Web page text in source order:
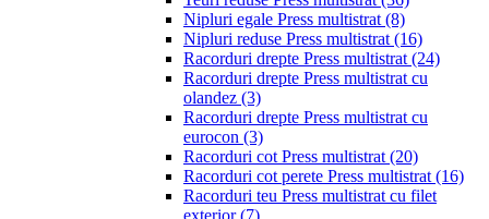
Nipluri egale Press multistrat (8)
Nipluri reduse Press multistrat (16)
Racorduri drepte Press multistrat (24)
Racorduri drepte Press multistrat cu
olandez (3)
Racorduri drepte Press multistrat cu
eurocon (3)
Racorduri cot Press multistrat (20)
Racorduri cot perete Press multistrat (16)
Racorduri teu Press multistrat cu filet
exterior(7)